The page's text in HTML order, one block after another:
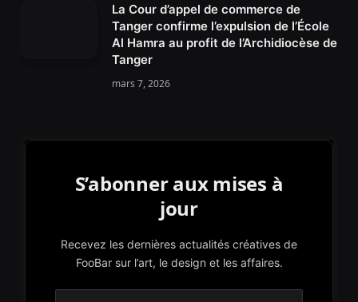
La Cour d’appel de commerce de
Tanger confirme l’expulsion de l’École
Al Hamra au profit de l’Archidiocèse de
Tanger
mars 7, 2026
S’abonner aux mises à
jour
Recevez les dernières actualités créatives de
FooBar sur l’art, le design et les affaires.